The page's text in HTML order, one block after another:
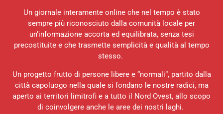
Un giornale interamente online che nel tempo è stato
sempre più riconosciuto dalla comunità locale per
un’informazione accorta ed equilibrata, senza tesi
precostituite e che trasmette semplicità e qualità al tempo
stesso.
Un progetto frutto di persone libere e “normali”, partito dalla
città capoluogo nella quale si fondano le nostre radici, ma
aperto ai territori limitrofi e a tutto il Nord Ovest, allo scopo
di coinvolgere anche le aree dei nostri laghi.